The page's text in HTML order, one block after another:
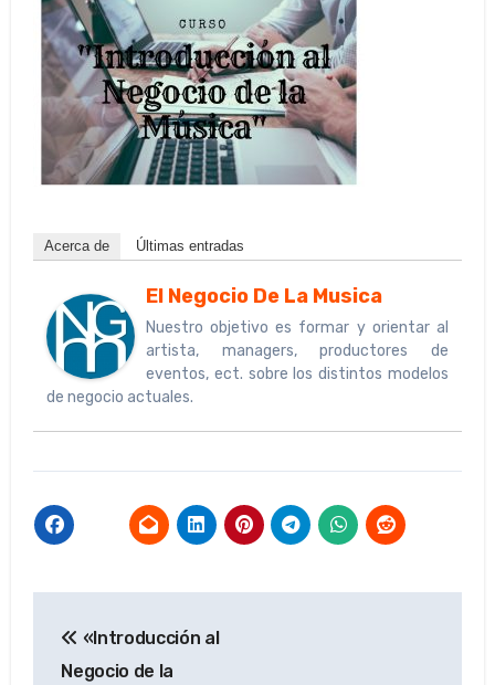
Acerca de Últimas entradas
El Negocio De La Musica
Nuestro objetivo es formar y orientar al
artista, managers, productores de
eventos, ect. sobre los distintos modelos
de negocio actuales.
de
«Introducción al
Negocio de la